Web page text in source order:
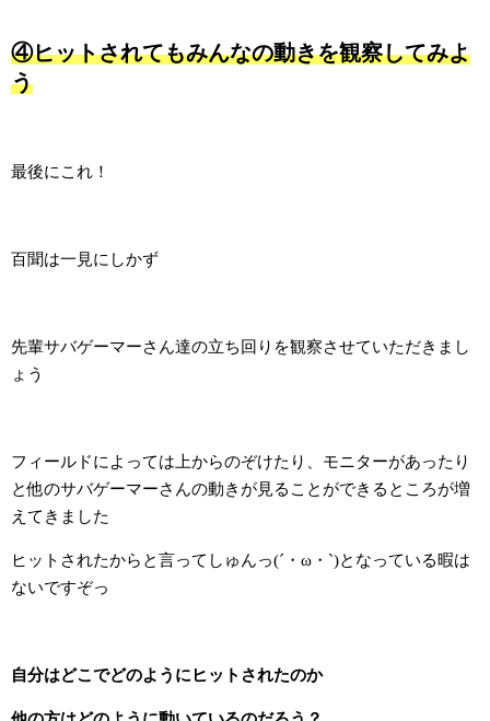
④ヒットされてもみんなの動きを観察してみよ
う
最後にこれ！
百聞は一見にしかず
先輩サバゲーマーさん達の立ち回りを観察させていただきまし
ょう
フィールドによっては上からのぞけたり、モニターがあったり
と他のサバゲーマーさんの動きが見ることができるところが増
えてきました
ヒットされたからと言ってしゅんっ(´・ω・`)となっている暇は
ないですぞっ
自分はどこでどのようにヒットされたのか